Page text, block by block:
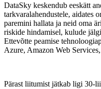
DataSky keskendub eeskätt
tarkvaralahendustele, aidates
paremini hallata ja neid oma
riskide hindamisel, kulude
Ettevõtte peamise
Azure, Amazon Web
Pärast liitumist jätkab ligi 30-